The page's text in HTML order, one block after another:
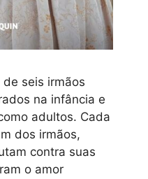
seis irmãos
na infância e
adultos. Cada
dos irmãos,
contra suas
o amor